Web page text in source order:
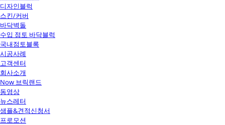
디자인블럭
스킨/커버
바닥벽돌
수입 점토 바닥블럭
국내점토블록
시공사례
고객센터
회사소개
Now 브릭랜드
동영상
뉴스레터
샘플&견적신청서
프로모션